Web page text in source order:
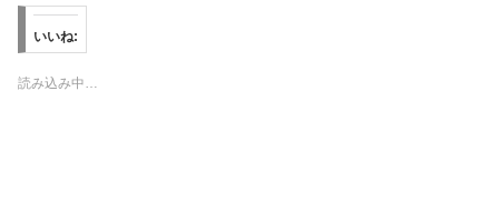
て
T
w
i
t
いいね:
読み込み中…